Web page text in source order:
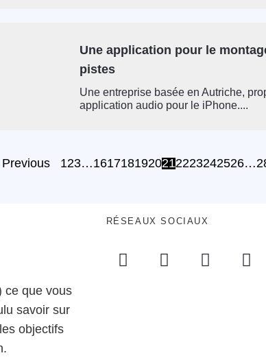
Une application pour le
pistes
Une entreprise basée en Autriche,
application audio pour le iPhone....
Previous 123…1617181920212223242526…
ce que vous
savoir sur
objectifs
RÉSEAUX SOCIAUX